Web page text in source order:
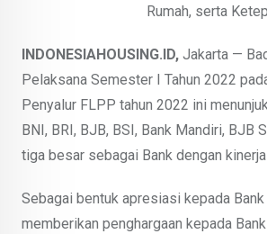
Rumah, serta
INDONESIAHOUSING.ID, Jakarta —
Pelaksana Semester I Tahun 2022
Penyalur FLPP tahun 2022 ini
BNI, BRI, BJB, BSI, Bank Mandiri, BJB
tiga besar sebagai Bank dengan
Sebagai bentuk apresiasi kepada
memberikan penghargaan kepada